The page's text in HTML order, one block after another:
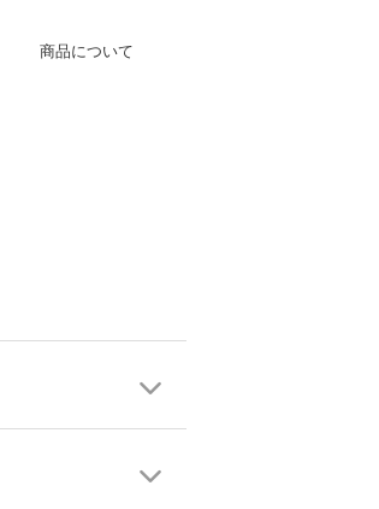
商品について